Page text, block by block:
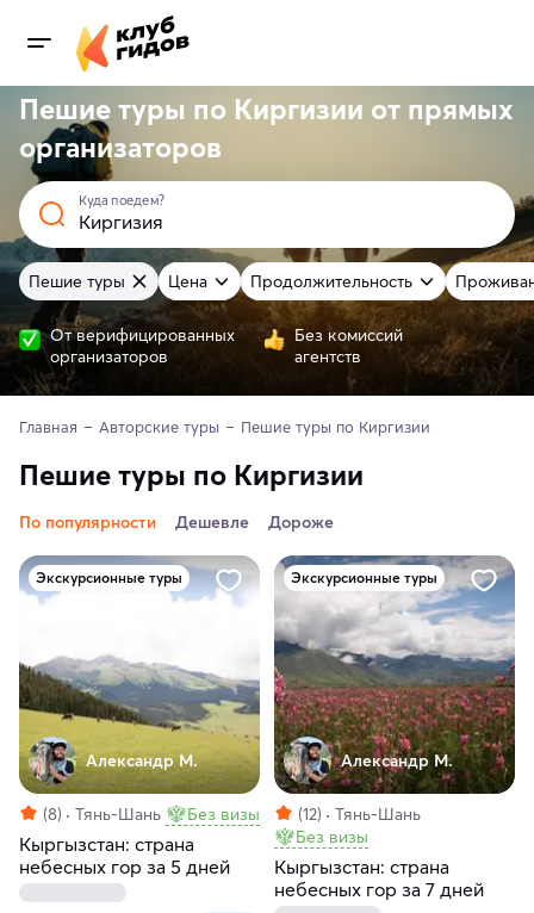
Пешие туры по Киргизии от прямых
организаторов
Куда поедем?
Пешие туры Цена Продолжительность
От верифицированных
организаторов
Без комиссий
агентств
Главная Авторские туры Пешие туры по Киргизии
Пешие туры по Киргизии
По популярности Дешевле Дороже
Экскурсионные туры
Александр М.
(8) Тянь-Шань Без визы
Кыргызстан: страна
небесных гор за 5 дней
Экскурсионные туры
Александр М.
(12)
Тянь-Шань
Без визы
Кыргызстан: страна
небесных гор за 7 дней